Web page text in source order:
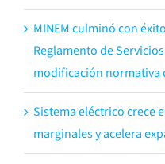
MINEM culminó con
Reglamento de
modificación normativa
Sistema eléctrico crece
marginales y acelera